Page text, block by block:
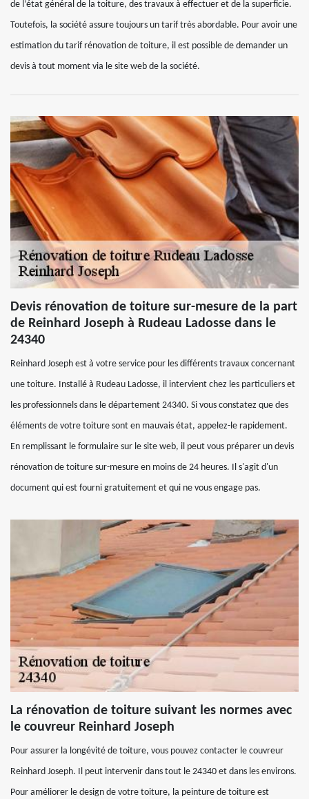
de l’état général de la toiture, des travaux à effectuer et de la superficie.
Toutefois, la société assure toujours un tarif très abordable. Pour avoir une
estimation du tarif rénovation de toiture, il est possible de demander un
devis à tout moment via le site web de la société.
Devis rénovation de toiture sur-mesure de la part
de Reinhard Joseph à Rudeau Ladosse dans le
24340
Reinhard Joseph est à votre service pour les différents travaux concernant
une toiture. Installé à Rudeau Ladosse, il intervient chez les particuliers et
les professionnels dans le département 24340. Si vous constatez que des
éléments de votre toiture sont en mauvais état, appelez-le rapidement.
En remplissant le formulaire sur le site web, il peut vous préparer un devis
rénovation de toiture sur-mesure en moins de 24 heures. Il s'agit d'un
document qui est fourni gratuitement et qui ne vous engage pas.
La rénovation de toiture suivant les normes avec
le couvreur Reinhard Joseph
Pour assurer la longévité de toiture, vous pouvez contacter le couvreur
Reinhard Joseph. Il peut intervenir dans tout le 24340 et dans les environs.
Pour améliorer le design de votre toiture, la peinture de toiture est